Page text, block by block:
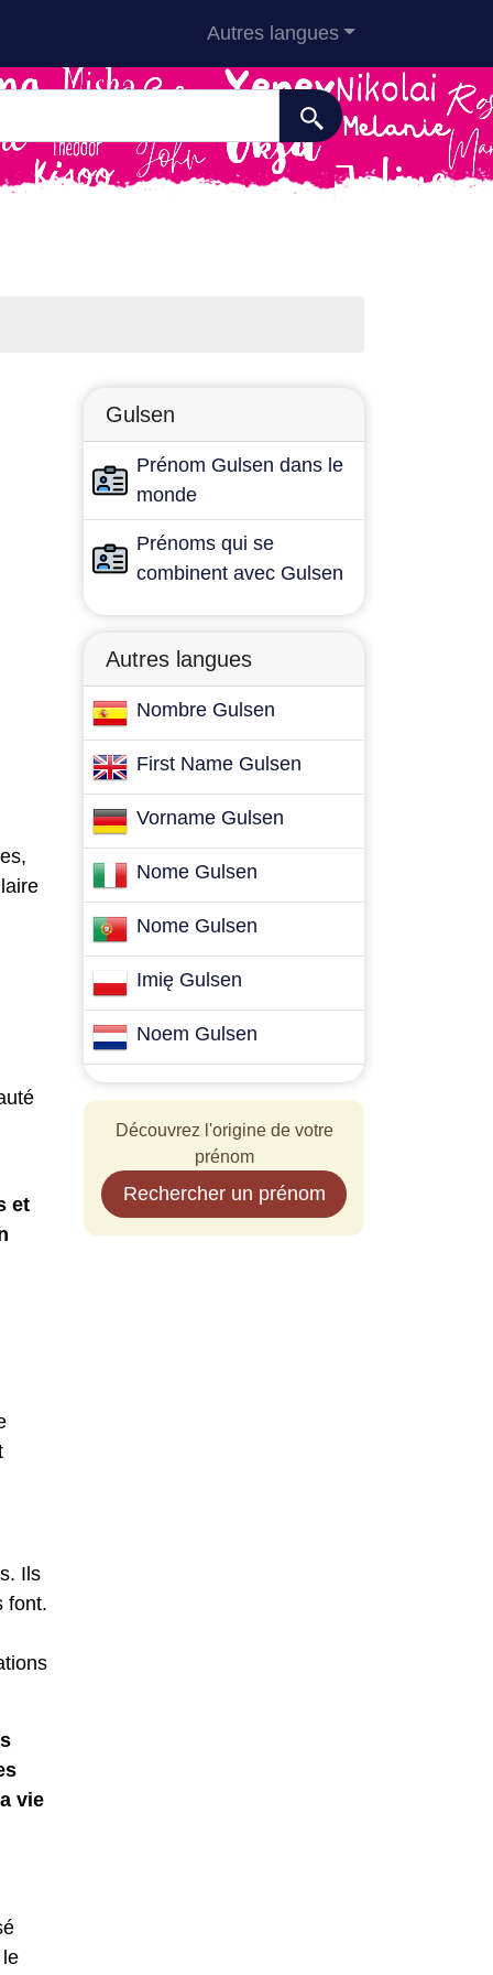
Autres langues
et
Ils
font.
vie
Gulsen
Prénom Gulsen dans le
monde
Prénoms qui se
combinent avec Gulsen
Autres langues
Nombre Gulsen
First Name Gulsen
Vorname Gulsen
Nome Gulsen
Nome Gulsen
Imię Gulsen
Noem Gulsen
Découvrez l'origine de votre
prénom
Rechercher un prénom